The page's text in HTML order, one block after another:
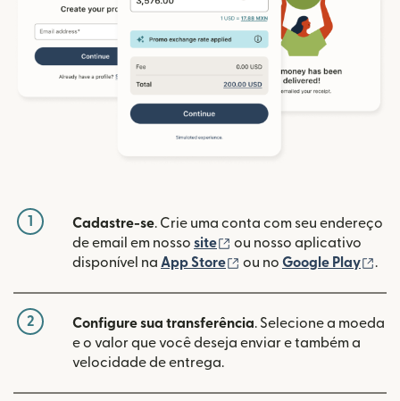
1 Cadastre-se. Crie uma conta com seu endereço
de email em nosso site (abre em uma nova
ou nosso aplicativo
disponível na App Store (abre em uma nova
ou no Google Play .
2 Configure sua transferência. Selecione a moeda
e o valor que você deseja enviar e também a
velocidade de entrega.